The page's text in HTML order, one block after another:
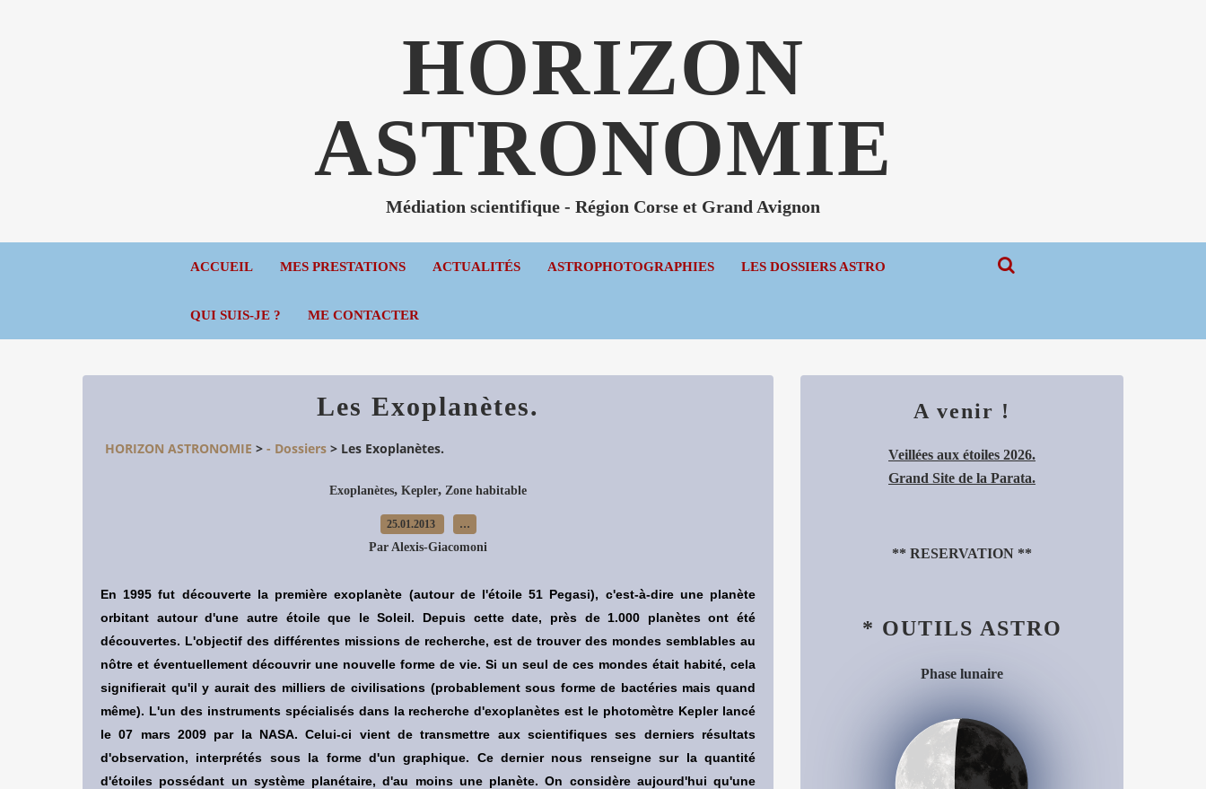
HORIZON
ASTRONOMIE
Médiation scientifique - Région Corse et Grand Avignon
ACCUEIL MES PRESTATIONS ACTUALITÉS ASTROPHOTOGRAPHIES LES DOSSIERS ASTRO
QUI SUIS-JE ? ME CONTACTER
Les Exoplanètes.
HORIZON ASTRONOMIE > - Dossiers > Les Exoplanètes.
Exoplanètes, Kepler, Zone habitable
25.01.2013 …
Par Alexis-Giacomoni
En 1995 fut découverte la première exoplanète (autour de l'étoile 51 Pegasi), c'est-à-dire une planète
orbitant autour d'une autre étoile que le Soleil. Depuis cette date, près de 1.000 planètes ont été
découvertes. L'objectif des différentes missions de recherche, est de trouver des mondes semblables au
nôtre et éventuellement découvrir une nouvelle forme de vie. Si un seul de ces mondes était habité, cela
signifierait qu'il y aurait des milliers de civilisations (probablement sous forme de bactéries mais quand
même). L'un des instruments spécialisés dans la recherche d'exoplanètes est le photomètre Kepler lancé
le 07 mars 2009 par la NASA. Celui-ci vient de transmettre aux scientifiques ses derniers résultats
d'observation, interprétés sous la forme d'un graphique. Ce dernier nous renseigne sur la quantité
d'étoiles possédant un système planétaire, d'au moins une planète. On considère aujourd'hui qu'une
A venir !
Veillées aux étoiles 2026.
Grand Site de la Parata.
** RESERVATION **
* OUTILS ASTRO
Phase lunaire